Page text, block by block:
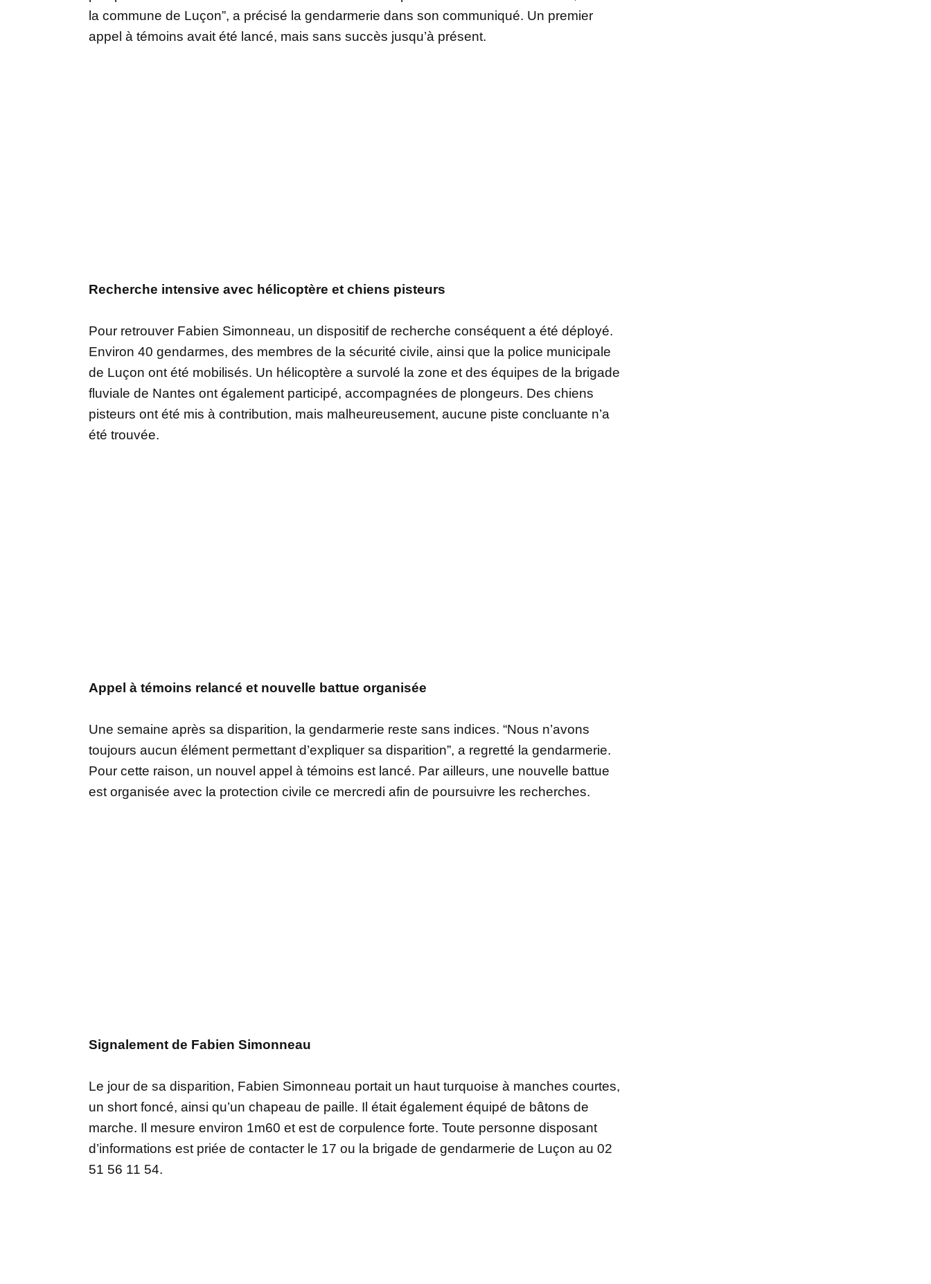
la commune de Luçon”, a précisé la gendarmerie dans son communiqué. Un premier
appel à témoins avait été lancé, mais sans succès jusqu’à présent.
Recherche intensive avec hélicoptère et chiens pisteurs
Pour retrouver Fabien Simonneau, un dispositif de recherche conséquent a été déployé.
Environ 40 gendarmes, des membres de la sécurité civile, ainsi que la police municipale
de Luçon ont été mobilisés. Un hélicoptère a survolé la zone et des équipes de la brigade
fluviale de Nantes ont également participé, accompagnées de plongeurs. Des chiens
pisteurs ont été mis à contribution, mais malheureusement, aucune piste concluante n’a
été trouvée.
Appel à témoins relancé et nouvelle battue organisée
Une semaine après sa disparition, la gendarmerie reste sans indices. “Nous n’avons
toujours aucun élément permettant d’expliquer sa disparition”, a regretté la gendarmerie.
Pour cette raison, un nouvel appel à témoins est lancé. Par ailleurs, une nouvelle battue
est organisée avec la protection civile ce mercredi afin de poursuivre les recherches.
Signalement de Fabien Simonneau
Le jour de sa disparition, Fabien Simonneau portait un haut turquoise à manches courtes,
un short foncé, ainsi qu’un chapeau de paille. Il était également équipé de bâtons de
marche. Il mesure environ 1m60 et est de corpulence forte. Toute personne disposant
d’informations est priée de contacter le 17 ou la brigade de gendarmerie de Luçon au 02
51 56 11 54.